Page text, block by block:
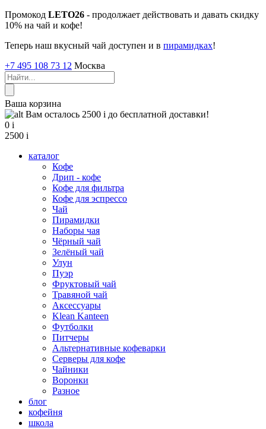
Промокод LETO26 - продолжает действовать и давать скидку
10% на чай и кофе!
Теперь наш вкусный чай доступен и в пирамидках!
+7 495 108 73 12 Москва
Ваша корзина
Вам осталось 2500 i до бесплатной доставки!
0 i
2500 i
каталог
Кофе
Дрип - кофе
Кофе для фильтра
Кофе для эспрессо
Чай
Пирамидки
Наборы чая
Чёрный чай
Зелёный чай
Улун
Пуэр
Фруктовый чай
Травяной чай
Аксессуары
Klean Kanteen
Футболки
Питчеры
Альтернативные кофеварки
Серверы для кофе
Чайники
Воронки
Разное
блог
кофейня
школа